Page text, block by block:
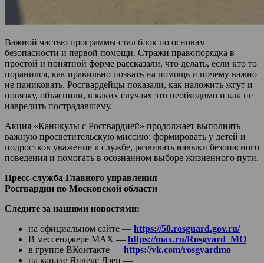
Важной частью программы стал блок по основам
безопасности и первой помощи. Стражи правопорядка в
простой и понятной форме рассказали, что делать, если кто то
поранился, как правильно позвать на помощь и почему важно
не паниковать. Росгвардейцы показали, как наложить жгут и
повязку, объяснили, в каких случаях это необходимо и как не
навредить пострадавшему.
Акция «Каникулы с Росгвардией» продолжает выполнять
важную просветительскую миссию: формировать у детей и
подростков уважение к службе, развивать навыки безопасного
поведения и помогать в осознанном выборе жизненного пути.
Пресс-служба Главного управления
Росгвардии по Московской области
Следите за нашими новостями:
на официальном сайте — https://50.rosguard.gov.ru/
В мессенджере МАХ — https://max.ru/Rosgvard_MO
в группе ВКонтакте — https://vk.com/rosgvardmo
на канале Яндекс Дзен —